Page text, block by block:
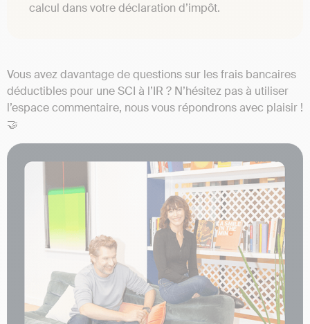
calcul dans votre déclaration d’impôt.
Vous avez davantage de questions sur les frais bancaires
déductibles pour une SCI à l’IR ? N’hésitez pas à utiliser
l’espace commentaire, nous vous répondrons avec plaisir !
🤝